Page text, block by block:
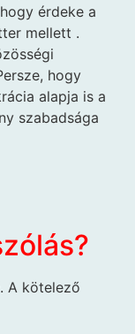
érdeke a
mellett .
hogy
alapja is a
szabadsága
A kötelező